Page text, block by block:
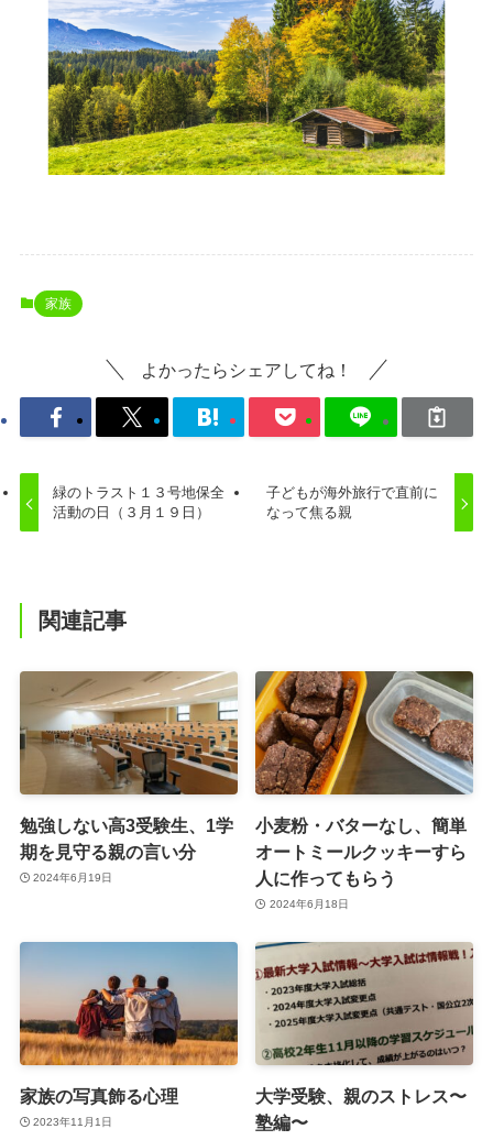
家族
よかったらシェアしてね！
緑のトラスト１３号地保全
活動の日（３月１９日）
子どもが海外旅行で直前に
なって焦る親
関連記事
勉強しない高3受験生、1学
期を見守る親の言い分
2024年6月19日
小麦粉・バターなし、簡単
オートミールクッキーすら
人に作ってもらう
2024年6月18日
家族の写真飾る心理
2023年11月1日
大学受験、親のストレス〜
塾編〜